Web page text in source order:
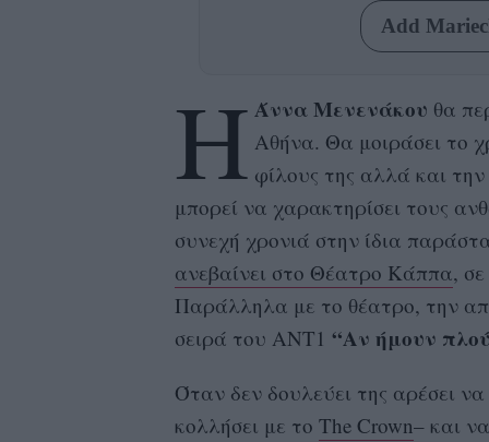
Add
Η Άννα Μενενάκου θα
Αθήνα. Θα μοιράσει το
φίλους της αλλά και την
μπορεί να χαρακτηρίσει τους
συνεχή χρονιά στην ίδια
ανεβαίνει στο Θέατρο Κάππα,
Παράλληλα με το θέατρο, την
σειρά του ΑΝΤ1 “Αν ήμουν
Όταν δεν δουλεύει της αρέσει να
κολλήσει με το The Crown– και